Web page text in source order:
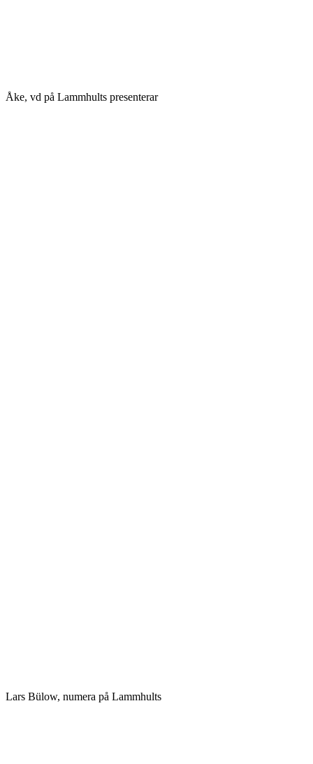
Åke, vd på Lammhults presenterar
Lars Bülow, numera på Lammhults